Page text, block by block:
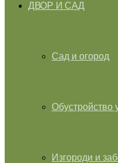
ДВОР И САД
Сад и огород
Обустройство
Изгороди и